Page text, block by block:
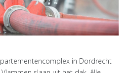
in Dordrecht